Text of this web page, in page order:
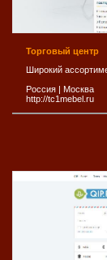
Торговый центр
Широкий
Россия | Москва
http://tc1mebel.ru